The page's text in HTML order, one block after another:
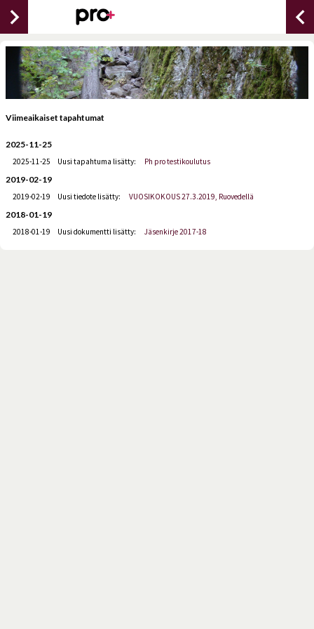
chevron_right chevron_left
Viimeaikaiset tapahtumat
2025-11-25
2025-11-25 Uusi tapahtuma lisätty: Ph pro testikoulutus
2019-02-19
2019-02-19 Uusi tiedote lisätty: VUOSIKOKOUS 27.3.2019, Ruovedellä
2018-01-19
2018-01-19 Uusi dokumentti lisätty: Jäsenkirje 2017-18